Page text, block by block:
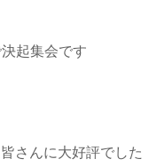
起集会です
さんに大好評でした